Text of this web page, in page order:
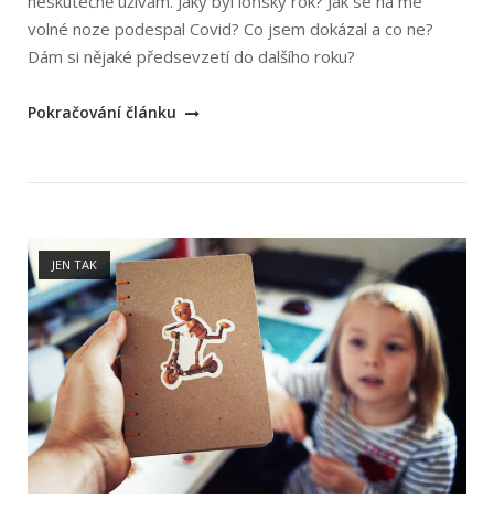
volné noze podespal Covid? Co jsem dokázal a co ne?
Dám si nějaké předsevzetí do dalšího roku?
„Rok
Pokračování článku
JEN TAK
Open post